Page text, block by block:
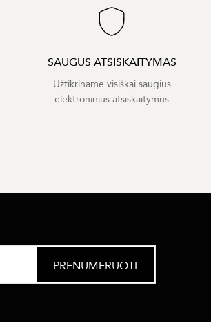
SAUGUS ATSISKAITYMAS
Užtikriname visiškai saugius
elektroninius atsiskaitymus